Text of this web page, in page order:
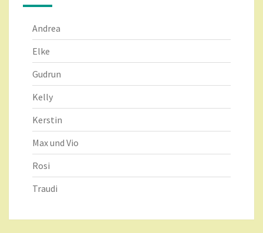
Andrea
Elke
Gudrun
Kelly
Kerstin
Max und Vio
Rosi
Traudi